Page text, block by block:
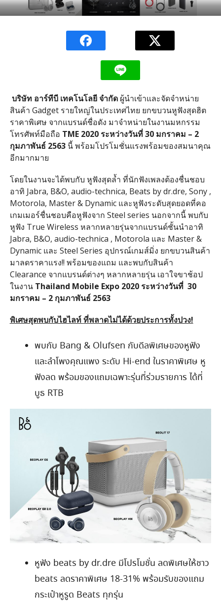
บริษัท อาร์ทีบี เทคโนโลยี จำกัดผู้นำเข้าและจัดจำหน่าย
สินค้า Gadget รายใหญ่ในประเทศไทย ยกขบวนหูฟังสุดฮิต
ราคาพิเศษ จากแบรนด์ชื่อดัง มาจำหน่ายในงานมหกรรม
โทรศัพท์มือถือ TME 2020 ระหว่างวันที่30 มกราคม – 2
กุมภาพันธ์ 2563นี้ พร้อมโปรโมชั่นแรงพร้อมของสมนาคุณ
อีกมากมาย
โดยในงานจะได้พบกับ หูฟังสุดล้ำ ที่นักฟังเพลงต้องชื่นชอบ
อาทิ Jabra, B&O, audio-technica, Beats by dr.dre, Sony ,
Motorola, Master & Dynamic และหูฟังระดับสุดยอดที่คอ
เกมเมอร์ชื่นชอบคือหูฟังจาก Steel series นอกจากนี้ พบกับ
หูฟัง True Wireless หลากหลายรุ่นจากแบรนด์ชั้นนำอาทิ
Jabra, B&O, audio-technica , Motorola และ Master &
Dynamic และ Steel Series อุปกรณ์เกมส์มิ่ง ยกขบวนสินค้า
มาลดราคาแรง!! พร้อมของแถม และพบกับสินค้า
Clearance จากแบรนด์ต่างๆ หลากหลายรุ่น เอาใจขาช้อป
ในงาน Thailand Mobile Expo 2020 ระหว่างวันที่ 30
มกราคม – 2 กุมภาพันธ์ 2563
พิเศษสุดพบกับไฮไลท์ที่พลาดไม่ได้ด้วยประการทั้งปวง!
พบกับ Bang & Olufsen กับดีลพิเศษของหูฟัง
และลำโพงคุณแพง ระดับ Hi-end ในราคาพิเศษ หู
ฟังลด พร้อมของแถมเฉพาะรุ่นที่ร่วมรายการ ได้ที่
บูธ RTB
หูฟัง beats by dr.dre มีโปรโมชั่น ลดพิเศษให้ชาว
beats ลดราคาพิเศษ 18-31% พร้อมรับของแถม
กระเป๋าหูรูด Beats ทุกรุ่น